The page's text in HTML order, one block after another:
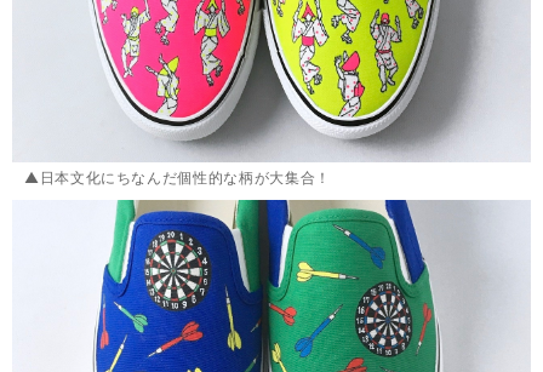
▲日本文化にちなんだ個性的な柄が大集合！